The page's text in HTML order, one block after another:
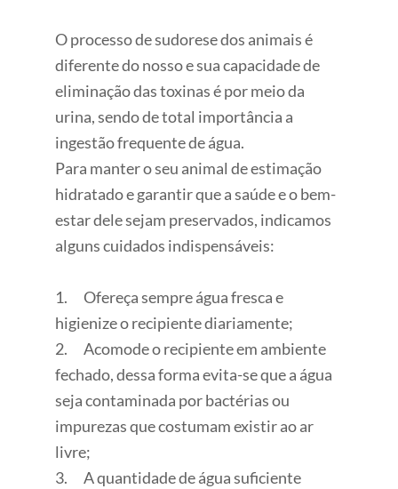
O processo de sudorese dos animais é
diferente do nosso e sua capacidade de
eliminação das toxinas é por meio da
urina, sendo de total importância a
ingestão frequente de água.
Para manter o seu animal de estimação
hidratado e garantir que a saúde e o bem-
estar dele sejam preservados, indicamos
alguns cuidados indispensáveis:
1. Ofereça sempre água fresca e
higienize o recipiente diariamente;
2. Acomode o recipiente em ambiente
fechado, dessa forma evita-se que a água
seja contaminada por bactérias ou
impurezas que costumam existir ao ar
livre;
3. A quantidade de água suficiente